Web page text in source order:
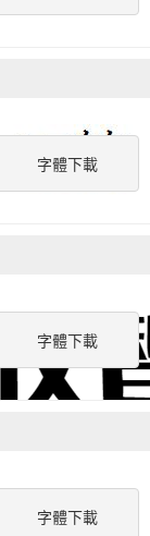
字體下載
字體下載
字體下載